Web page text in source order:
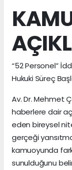
“52 Personel”
Hukuki Süreç
Av. Dr. Mehmet
haberlere dair
eden bireysel
gerçeği
kamuoyunda
sunulduğunu